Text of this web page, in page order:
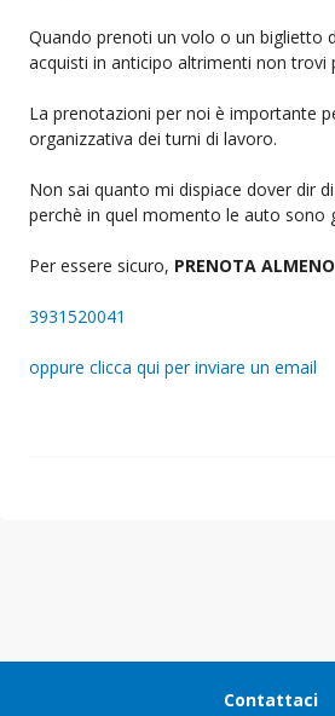
Quando prenoti un volo o un biglietto
acquisti in anticipo altrimenti non trovi
La prenotazioni per noi è importante
organizzativa dei turni di lavoro.
Non sai quanto mi dispiace dover dir
perchè in quel momento le auto sono
Per essere sicuro, PRENOTA
3931520041
oppure clicca qui per inviare un email
Contattaci